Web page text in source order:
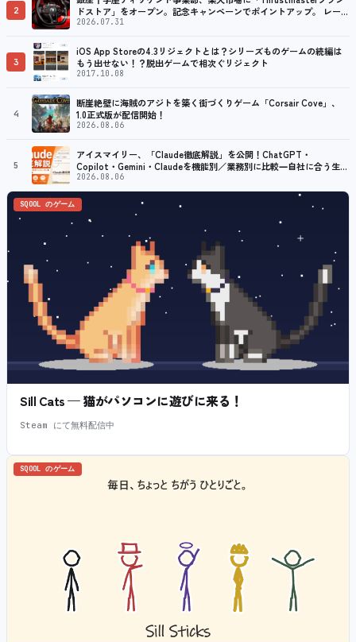
2
ドストア」をオープン。記念キャンペーンでポイントアップ。 レーシ
ング／フライトシム向けコントローラーを中心に、幅広くラインナッ
2026.07.31
3
iOS App Storeの4.3リジェクトとは？シリーズものゲームの続編は
もう出せない！？脱出ゲームで相次ぐリジェクト
2017.10.08
4
断崖絶壁に海賊のアジトを築く街づくりゲーム「Corsair Cove」、
1.0正式版が配信開始！
2026.08.06
5
アイスマイリー、「Claude徹底解説」を公開！ChatGPT・
Copilot・Gemini・Claudeを機能別／業務別に比較―自社に合う生成
AIの選び方がわかる実践ガイド
2026.08.06
SQOOL のゲーム
Sill Cats — 猫がパソコンに遊びに来る！
Steam にて無料配信中
SQOOL のゲーム